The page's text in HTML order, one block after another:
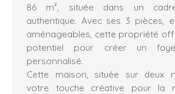
86 m², située dans un
authentique. Avec ses 3 pièces,
aménageables, cette propriété
potentiel pour créer un
personnalisé.
Cette maison, située sur deux
votre touche créative pour la